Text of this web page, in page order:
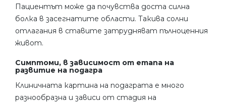
Пациентът може да почувства доста силна
болка в засегнатите области. Такива солни
отлагания в ставите затрудняват пълноценния
живот.
Симптоми, в зависимост от етапа на
развитие на подагра
Клиничната картина на подаграта е много
разнообразна и зависи от стадия на